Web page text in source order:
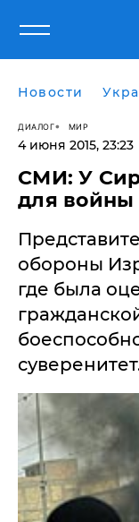
Новости
ДИАЛОГ МИР
4 июня 2015, 23:23
СМИ: У
для войны
обороны
где была